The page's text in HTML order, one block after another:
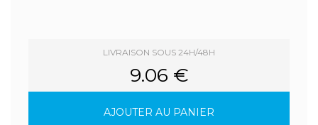
LIVRAISON SOUS 24H/48H
9.06 €
AJOUTER AU PANIER